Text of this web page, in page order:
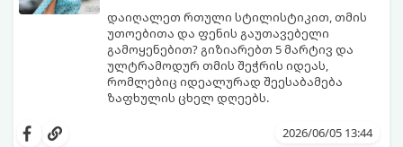
დაიღალეთ რთული სტილისტიკით, თმის
უთოებითა და ფენის გაუთავებელი
გამოყენებით? გიზიარებთ 5 მარტივ და
ულტრამოდურ თმის შეჭრის იდეას,
რომლებიც იდეალურად შეესაბამება
ზაფხულის ცხელ დღეებს.
სცდება, ხოლო ჰაერის ტენიანობა პიკს
2026/06/05 13:44